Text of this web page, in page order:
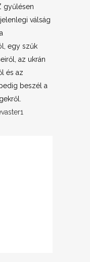
gyűlésen
válság
egy szűk
az ukrán
és az
beszél a